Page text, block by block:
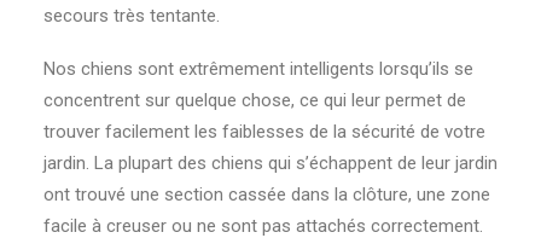
secours très tentante.
Nos chiens sont extrêmement intelligents lorsqu’ils se
concentrent sur quelque chose, ce qui leur permet de
trouver facilement les faiblesses de la sécurité de votre
jardin. La plupart des chiens qui s’échappent de leur jardin
ont trouvé une section cassée dans la clôture, une zone
facile à creuser ou ne sont pas attachés correctement.